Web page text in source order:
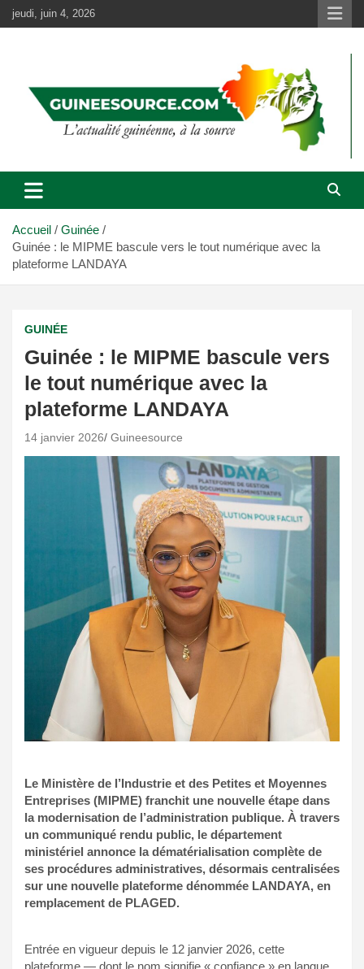
Aller
au
jeudi, juin 4, 2026
Accueil
Guinée
Guinée : le MIPME bascule vers le tout numérique avec la
plateforme LANDAYA
GUINÉE
Guinée : le MIPME bascule vers
le tout numérique avec la
plateforme LANDAYA
14 janvier 2026 Guineesource
Le Ministère de l’Industrie et des Petites et Moyennes
Entreprises (MIPME) franchit une nouvelle étape dans
la modernisation de l’administration publique. À travers
un communiqué rendu public, le département
ministériel annonce la dématérialisation complète de
ses procédures administratives, désormais centralisées
sur une nouvelle plateforme dénommée LANDAYA, en
remplacement de PLAGED.
Entrée en vigueur depuis le 12 janvier 2026, cette
plateforme — dont le nom signifie « confiance » en langue